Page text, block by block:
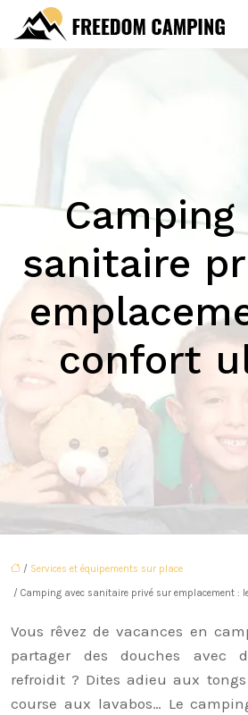
Camping
sanitaire
confort
/ Services et équipements sur place
/ Camping avec sanitaire privé sur emplacement :
Vous rêvez de vacances en
partager des douches avec
refroidit ? Dites adieu aux
course aux lavabos… Le